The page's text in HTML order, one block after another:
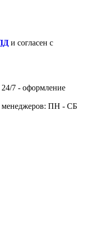
и согласен с
7 - оформление
менеджеров: ПН - СБ